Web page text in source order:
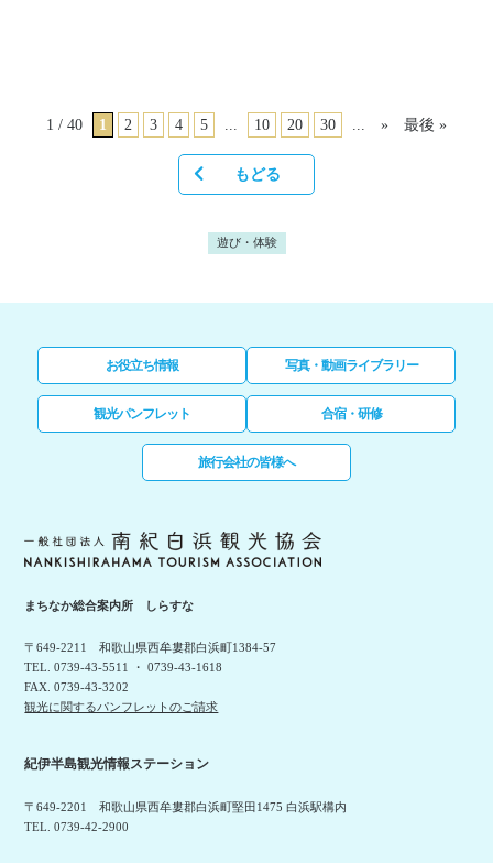
1 / 40 1 2 3 4 5 ... 10 20 30 ... » 最後 »
もどる
遊び・体験
お役立ち情報 写真・動画ライブラリー
観光パンフレット 合宿・研修
旅行会社の皆様へ
まちなか総合案内所 しらすな
〒649-2211 和歌山県西牟婁郡白浜町1384-57
TEL. 0739-43-5511 ・ 0739-43-1618
FAX. 0739-43-3202
観光に関するパンフレットのご請求
紀伊半島観光情報ステーション
〒649-2201 和歌山県西牟婁郡白浜町堅田1475 白浜駅構内
TEL. 0739-42-2900